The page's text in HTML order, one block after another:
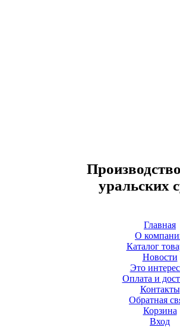
уральских
Главная
О
Каталог
Новости
Это
Оплата и
Контакты
Обратная
Корзина
Вход